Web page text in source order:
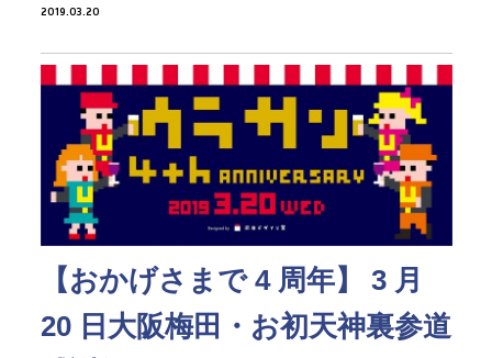
2019.03.20
【おかげさまで 4 周年】 3 月
20 日大阪梅田・お初天神裏参道